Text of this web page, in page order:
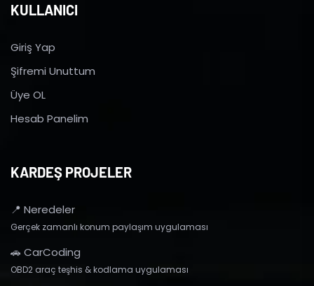
KULLANICI
Giriş Yap
Şifremi Unuttum
Üye OL
Hesab Panelim
KARDEŞ PROJELER
📍 Neredeler
Gerçek zamanlı konum paylaşım uygulaması
🚗 CarCoding
OBD2 araç teşhis & kodlama uygulaması